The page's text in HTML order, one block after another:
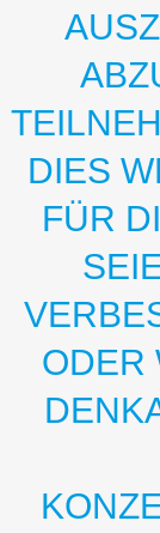
DIES
FÜR
ODER